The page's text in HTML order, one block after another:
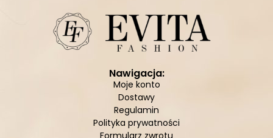
Nawigacja:
Moje konto
Dostawy
Regulamin
Polityka prywatności